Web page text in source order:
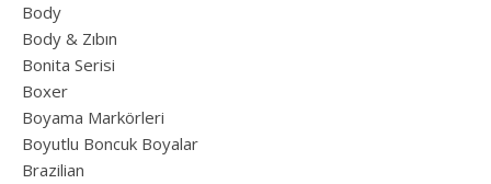
Body
Body & Zıbın
Bonita Serisi
Boxer
Boyama Markörleri
Boyutlu Boncuk Boyalar
Brazilian